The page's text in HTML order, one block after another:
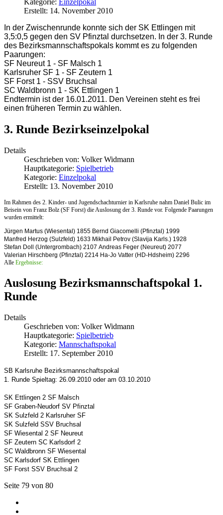
Kategorie: Einzelpokal
Erstellt: 14. November 2010
In der Zwischenrunde konnte sich der SK Ettlingen mit
3,5:0,5 gegen den SV Pfinztal durchsetzen. In der 3. Runde
des Bezirksmannschaftspokals kommt es zu folgenden
Paarungen:
SF Neureut 1 - SF Malsch 1
Karlsruher SF 1 - SF Zeutern 1
SF Forst 1 - SSV Bruchsal
SC Waldbronn 1 - SK Ettlingen 1
Endtermin ist der 16.01.2011. Den Vereinen steht es frei
einen früheren Termin zu wählen.
3. Runde Bezirkseinzelpokal
Details
Geschrieben von: Volker Widmann
Hauptkategorie: Spielbetrieb
Kategorie: Einzelpokal
Erstellt: 13. November 2010
Im Rahmen des 2. Kinder- und Jugendschachturnier in Karlsruhe nahm Daniel Bulic im
Beisein von Franz Bolz (SF Forst) die Auslosung der 3. Runde vor. Folgende Paarungen
wurden ermittelt:
Jürgen Martus (Wiesental) 1855 Bernd Giacomelli (Pfinztal) 1999
Manfred Herzog (Sulzfeld) 1633 Mikhail Petrov (Slavija Karls.) 1928
Stefan Doll (Untergrombach) 2107 Andreas Feger (Neureut) 2077
Valerian Hirschberg (Pfinztal) 2214 Ha-Jo Vatter (HD-Hdsheim) 2296
Alle Ergebnisse:
Auslosung Bezirksmannschaftspokal 1.
Runde
Details
Geschrieben von: Volker Widmann
Hauptkategorie: Spielbetrieb
Kategorie: Mannschaftspokal
Erstellt: 17. September 2010
SB Karlsruhe Bezirksmannschaftspokal
1. Runde Spieltag: 26.09.2010 oder am 03.10.2010
SK Ettlingen 2 SF Malsch
SF Graben-Neudorf SV Pfinztal
SK Sulzfeld 2 Karlsruher SF
SK Sulzfeld SSV Bruchsal
SF Wiesental 2 SF Neureut
SF Zeutern SC Karlsdorf 2
SC Waldbronn SF Wiesental
SC Karlsdorf SK Ettlingen
SF Forst SSV Bruchsal 2
Seite 79 von 80